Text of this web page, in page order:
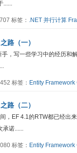
......
标签： .NET 并行计算
路（一）
，写一些学习中的经历和
标签： Entity Framework
路（二）
，EF 4.1的RTW都已经出
承诺......
标签： Entity Framework